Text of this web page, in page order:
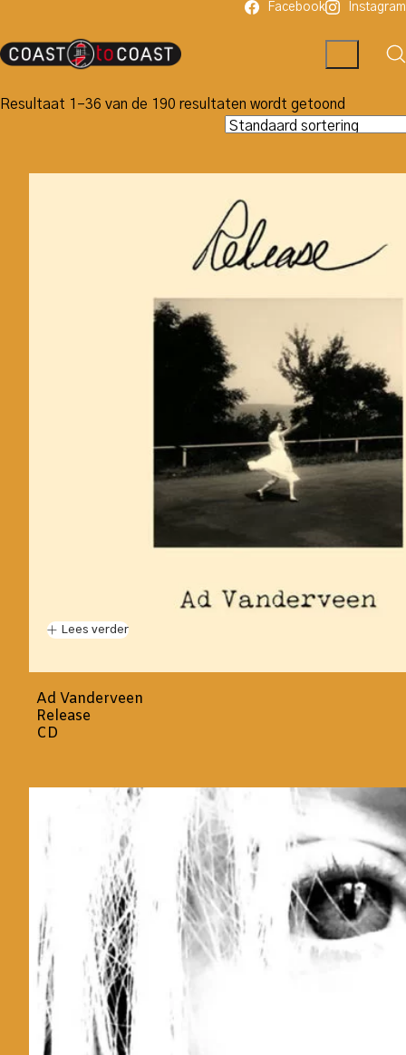
Facebook Instagram
Resultaat 1–36 van de 190 resultaten wordt getoond
Lees verder
Ad Vanderveen
Release
CD